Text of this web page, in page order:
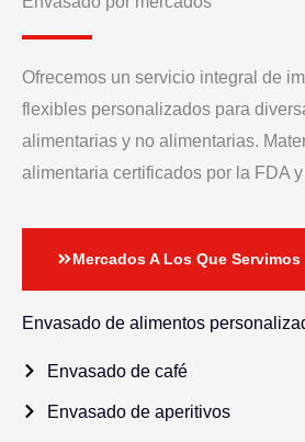
Ofrecemos un servicio integral de
flexibles personalizados para
alimentarias y no alimentarias.
alimentaria certificados por la FDA
Mercados A Los Que Servimos
Envasado de alimentos
Envasado de café
Envasado de aperitivos